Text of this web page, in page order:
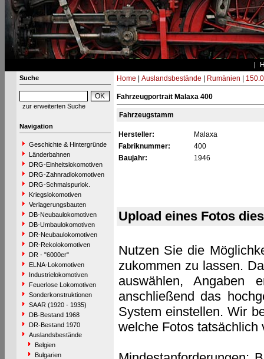
Suche
zur erweiterten Suche
Navigation
Geschichte & Hintergründe
Länderbahnen
DRG-Einheitslokomotiven
DRG-Zahnradlokomotiven
DRG-Schmalspurlok.
Kriegslokomotiven
Verlagerungsbauten
DB-Neubaulokomotiven
DB-Umbaulokomotiven
DR-Neubaulokomotiven
DR-Rekolokomotiven
DR - "6000er"
ELNA-Lokomotiven
Industrielokomotiven
Feuerlose Lokomotiven
Sonderkonstruktionen
SAAR (1920 - 1935)
DB-Bestand 1968
DR-Bestand 1970
Auslandsbestände
Belgien
Bulgarien
Home Auslandsbestände Rumänien 150.0
Fahrzeugportrait Malaxa 400
Fahrzeugstamm
Hersteller:
Malaxa
Fabriknummer:
400
Baujahr:
1946
Upload eines Fotos
Nutzen Sie die
zukommen zu lassen.
auswählen, Angaben
anschließend das
System einstellen. Wir
welche Fotos tatsächlich